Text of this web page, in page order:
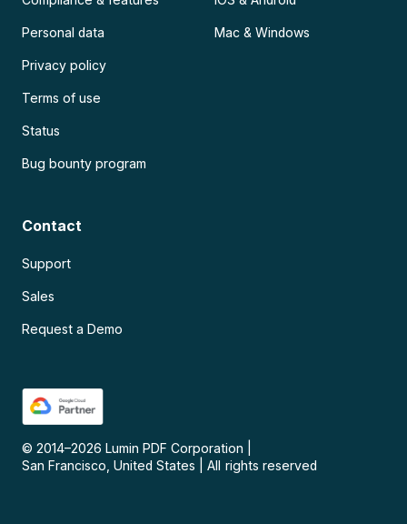
Personal data
Privacy policy
Terms of use
Status
Bug bounty program
Mac & Windows
Contact
Support
Sales
Request a Demo
© 2014–2026 Lumin PDF Corporation
San Francisco, United States
All rights reserved